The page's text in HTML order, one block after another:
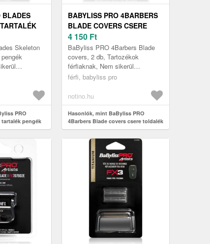
BLADES
Skeleton
PRO
tartalék pengék
BABYLISS PRO 4BARBERS
BLADE COVERS CSERE
TOLDALÉK 2 DB
4 150 Ft
BaByliss PRO 4Barbers Blade
covers, 2 db, Tartozékok
férfiaknak, Nem sikerül
ugyanolyan precíz eredményt
korábban? Itt...
férfi, babyliss pro
notino.hu
Hasonlók, mint BaByliss PRO
4Barbers Blade covers csere toldalék
2 db